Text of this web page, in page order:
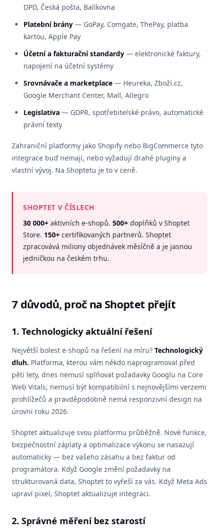
DPD, Česká pošta, Balíkovna
Platební brány — GoPay, Comgate, ThePay, platba
kartou, Apple Pay
Účetní a fakturační standardy — elektronické faktury,
napojení na účetní systémy
Srovnávače a marketplace — Heureka, Zboží.cz,
Google Merchant Center, Mall, Allegro
Legislativa — GDPR, spotřebitelské právo, automatické
právní texty
Zahraniční platformy jako Shopify nebo BigCommerce tyto
integrace buď nemají, nebo vyžadují drahé pluginy a
vlastní vývoj. Na Shoptetu je to v ceně.
SHOPTET V ČÍSLECH
30 000+ aktivních e-shopů. 500+ doplňků v Shoptet
Store. 150+ certifikovaných partnerů. Shoptet
zpracovává miliony objednávek měsíčně a je jasnou
jedničkou na českém trhu.
7 důvodů, proč na Shoptet přejít
1. Technologicky aktuální řešení
Největší bolest e-shopů na řešení na míru? Technologický
dluh. Platforma, kterou vám někdo naprogramoval před
pěti lety, dnes nemusí splňovat požadavky Googlu na Core
Web Vitals, nemusí být kompatibilní s nejnovějšími verzemi
prohlížečů a pravděpodobně nemá responzivní design na
úrovni roku 2026.
Shoptet aktualizuje svou platformu průběžně. Nové funkce,
bezpečnostní záplaty a optimalizace výkonu se nasazují
automaticky — bez vašeho zásahu a bez faktur od
programátora. Když Google změní požadavky na
strukturovaná data, Shoptet to vyřeší za vás. Když Meta Ads
upraví pixel, Shoptet aktualizuje integraci.
2. Správné měření bez starostí